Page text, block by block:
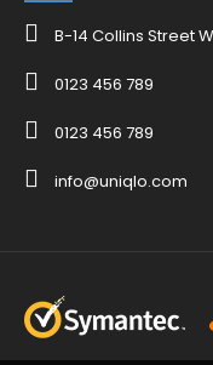
B-14 Collins Street
0123 456 789
0123 456 789
info@uniqlo.com